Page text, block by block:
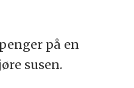
på en
susen.